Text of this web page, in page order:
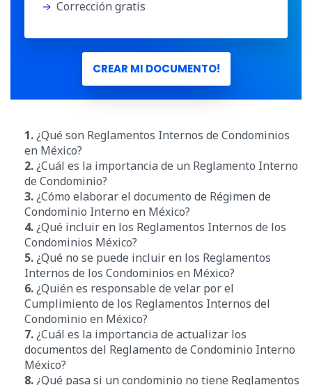
Corrección gratis
CREAR MI DOCUMENTO!
1.¿Qué son Reglamentos Internos de Condominios
en México?
2.¿Cuál es la importancia de un Reglamento Interno
de Condominio?
3.¿Cómo elaborar el documento de Régimen de
Condominio Interno en México?
4.¿Qué incluir en los Reglamentos Internos de los
Condominios México?
5.¿Qué no se puede incluir en los Reglamentos
Internos de los Condominios en México?
6.¿Quién es responsable de velar por el
Cumplimiento de los Reglamentos Internos del
Condominio en México?
7.¿Cuál es la importancia de actualizar los
documentos del Reglamento de Condominio Interno
México?
8.¿Qué pasa si un condominio no tiene Reglamentos